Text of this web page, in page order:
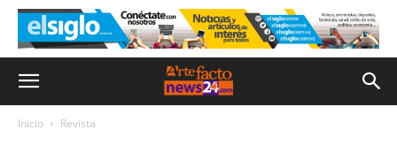
Inicio Revista